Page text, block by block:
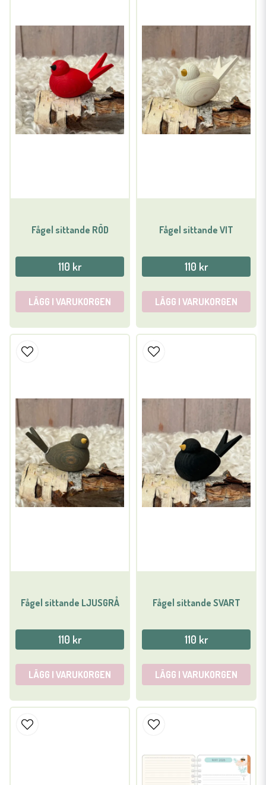
Fågel sittande RÖD
110 kr
LÄGG I VARUKORGEN
Fågel sittande VIT
110 kr
LÄGG I VARUKORGEN
Fågel sittande LJUSGRÅ
110 kr
LÄGG I VARUKORGEN
Fågel sittande SVART
110 kr
LÄGG I VARUKORGEN